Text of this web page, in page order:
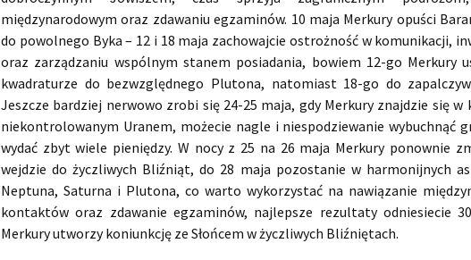
międzynarodowym oraz zdawaniu egzaminów. 10 maja Merkury opuści
do powolnego Byka – 12 i 18 maja zachowajcie ostrożność w komunikacji,
oraz zarządzaniu wspólnym stanem posiadania, bowiem 12-go Merkury
kwadraturze do bezwzględnego Plutona, natomiast 18-go do
Jeszcze bardziej nerwowo zrobi się 24-25 maja, gdy Merkury znajdzie się w
niekontrolowanym Uranem, możecie nagle i niespodziewanie wybuchnąć
wydać zbyt wiele pieniędzy. W nocy z 25 na 26 maja Merkury ponownie
wejdzie do życzliwych Bliźniąt, do 28 maja pozostanie w harmonijnych
Neptuna, Saturna i Plutona, co warto wykorzystać na nawiązanie
kontaktów oraz zdawanie egzaminów, najlepsze rezultaty odniesiecie
Merkury utworzy koniunkcję ze Słońcem w życzliwych Bliźniętach.